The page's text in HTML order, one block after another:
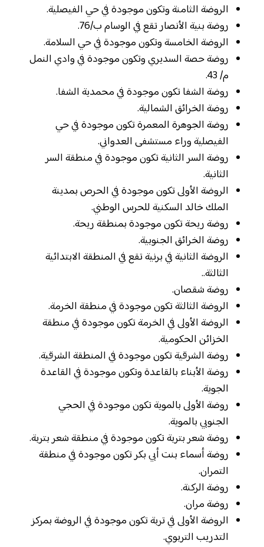
الروضة الثامنة وتكون موجودة في حي الفيصلية.
روضة بنية الأنصار تقع في الوسام ب/76.
الروضة الخامسة وتكون موجودة في حي السلامة.
روضة حصة السديري وتكون موجودة في وادي النمل
م/ 43.
روضة الشفا تكون موجودة في محمدية الشفا.
روضة الخرائق الشمالية.
روضة الجوهرة المعمرة تكون موجودة في حي
الفيصلية وراء مستشفى العدواني.
روضة السر الثانية تكون موجودة في منطقة السر
الثانية.
الروضة الأولى تكون موجودة في الحرص بمدينة
الملك خالد السكنية للحرس الوطني.
روضة ريحة تكون موجودة بمنطقة ريحة.
روضة الخرائق الجنوبية.
الروضة الثانية في برنية تقع في المنطقة الابتدائية
الثالثة..
روضة شقصان.
الروضة الثالثة تكون موجودة في منطقة الخرمة.
الروضة الأولى في الخرمة تكون موجودة في منطقة
الخزائن الحكومية.
روضة الشرقية تكون موجودة في المنطقة الشرقية.
روضة الأبناء بالقاعدة وتكون موجودة في القاعدة
الجوية.
روضة الأولى بالموية تكون موجودة في الحجي
الجنوبي بالموية.
روضة شعر بتربة تكون موجودة في منطقة شعر بتربة.
روضة أسماء بنت أبي بكر تكون موجودة في منطقة
التمران.
روضة الركنة.
روضة مران.
الروضة الأولى في تربة تكون موجودة في الروضة بمركز
التدريب التربوي.